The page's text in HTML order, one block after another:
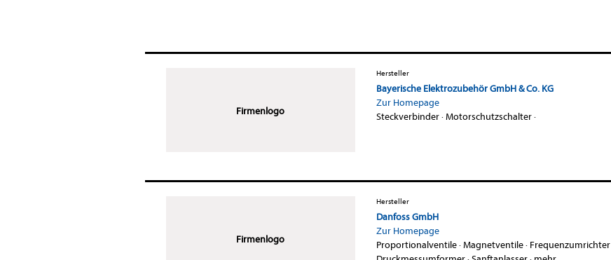
Firmenlogo
Hersteller
Bayerische Elektrozubehör GmbH & Co. KG
Zur Homepage
Steckverbinder·Motorschutzschalter·
Firmenlogo
Hersteller
Danfoss GmbH
Zur Homepage
Proportionalventile·Magnetventile· Frequenzumrichter